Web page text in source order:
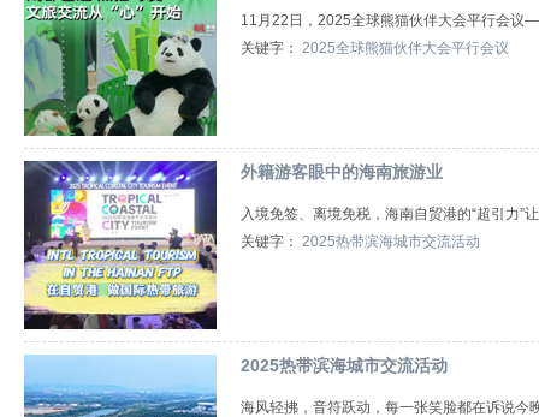
11月22日，2025全球熊猫伙伴大会平行会议
关键字： 2025全球熊猫伙伴大会平行会议
外籍游客眼中的海南旅游业
入境免签、离境免税，海南自贸港的“超引力”
关键字： 2025热带滨海城市交流活动
2025热带滨海城市交流活动
海风轻拂，音符跃动，每一张笑脸都在诉说今